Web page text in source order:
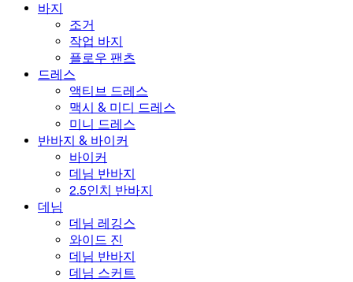
수영복 세트
언더웨어
바지
조거
작업 바지
플로우 팬츠
드레스
액티브 드레스
맥시 & 미디 드레스
미니 드레스
반바지 & 바이커
바이커
데님 반바지
2.5인치 반바지
데님
데님 레깅스
와이드 진
데님 반바지
데님 스커트